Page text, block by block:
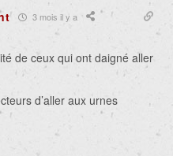
3 mois il y a
de ceux qui ont daigné aller
d’aller aux urnes